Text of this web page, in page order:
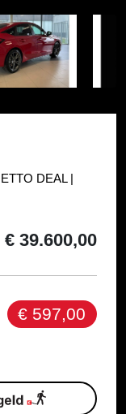
DEAL |
€ 39.600,00
€ 597,00